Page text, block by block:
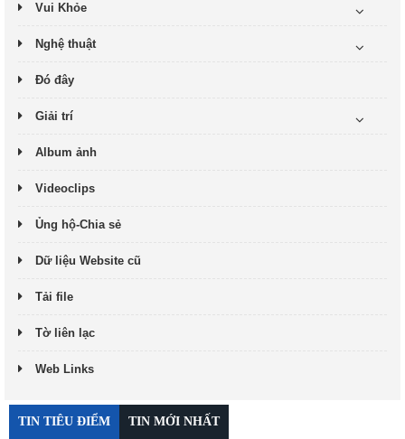
Vui Khỏe
Nghệ thuật
Đó đây
Giải trí
Album ảnh
Videoclips
Ủng hộ-Chia sẻ
Dữ liệu Website cũ
Tải file
Tờ liên lạc
Web Links
TIN TIÊU ĐIỂM TIN MỚI NHẤT